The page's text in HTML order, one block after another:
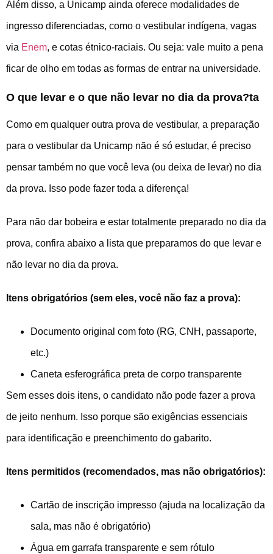
Além disso, a Unicamp ainda oferece modalidades de
ingresso diferenciadas, como o vestibular indígena, vagas
via Enem, e cotas étnico-raciais. Ou seja: vale muito a pena
ficar de olho em todas as formas de entrar na universidade.
O que levar e o que não levar no dia da prova?ta
Como em qualquer outra prova de vestibular, a preparação
para o vestibular da Unicamp não é só estudar, é preciso
pensar também no que você leva (ou deixa de levar) no dia
da prova. Isso pode fazer toda a diferença!
Para não dar bobeira e estar totalmente preparado no dia da
prova, confira abaixo a lista que preparamos do que levar e
não levar no dia da prova.
Itens obrigatórios (sem eles, você não faz a prova):
Documento original com foto (RG, CNH, passaporte,
etc.)
Caneta esferográfica preta de corpo transparente
Sem esses dois itens, o candidato não pode fazer a prova
de jeito nenhum. Isso porque são exigências essenciais
para identificação e preenchimento do gabarito.
Itens permitidos (recomendados, mas não obrigatórios):
Cartão de inscrição impresso (ajuda na localização da
sala, mas não é obrigatório)
Água em garrafa transparente e sem rótulo